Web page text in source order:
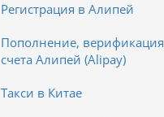
Регистрация в Алипей
Пополнение, верификация
счета Алипей (Alipay)
Такси в Китае